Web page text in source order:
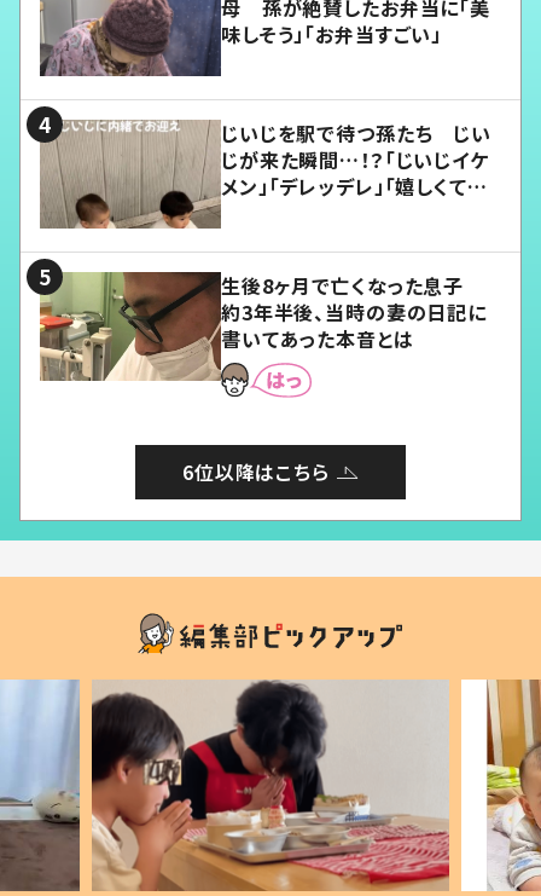
母 孫が絶賛したお弁当に「美
味しそう」「お弁当すごい」
じいじを駅で待つ孫たち じい
じが来た瞬間…！？「じいじイケ
メン」「デレッデレ」「嬉しくて可
生後8ヶ月で亡くなった息子
約3年半後、当時の妻の日記に
書いてあった本音とは
6位以降はこちら